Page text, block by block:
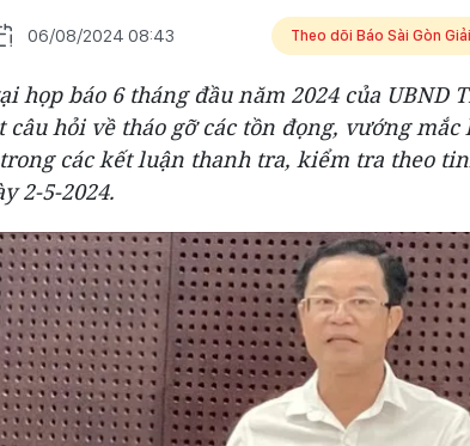
06/08/2024 08:43 Theo dõi Báo Sài Gòn
họp báo 6 tháng đầu năm 2024 của UBND
câu hỏi về tháo gỡ các tồn đọng, vướng
các kết luận thanh tra, kiểm tra theo
2-5-2024.